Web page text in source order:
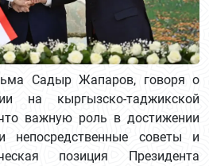
Садыр Жапаров, говоря о
на кыргызско-таджикской
важную роль в достижении
непосредственные советы и
позиция Президента